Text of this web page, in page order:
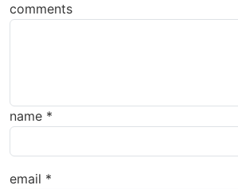
comments
name *
email *